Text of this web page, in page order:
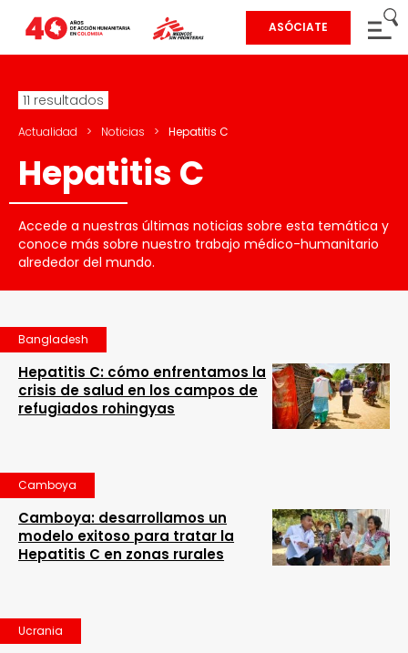
ASÓCIATE
11 resultados
Actualidad > Noticias > Hepatitis C
Hepatitis C
Accede a nuestras últimas noticias sobre esta temática y
conoce más sobre nuestro trabajo médico-humanitario
alrededor del mundo.
Bangladesh
Hepatitis C: cómo enfrentamos la
crisis de salud en los campos de
refugiados rohingyas
Camboya
Camboya: desarrollamos un
modelo exitoso para tratar la
Hepatitis C en zonas rurales
Ucrania